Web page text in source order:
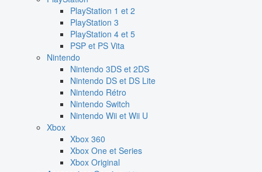
PlayStation 1 et 2
PlayStation 3
PlayStation 4 et 5
PSP et PS Vita
Nintendo
Nintendo 3DS et 2DS
Nintendo DS et DS Lite
Nintendo Rétro
Nintendo Switch
Nintendo Wii et Wii U
Xbox
Xbox 360
Xbox One et Series
Xbox Original